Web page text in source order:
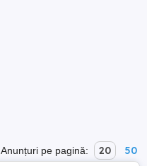
Anunțuri pe pagină: 20 50